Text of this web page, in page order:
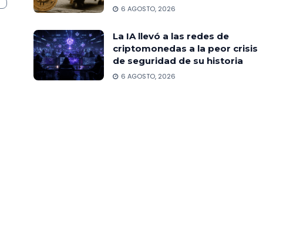
6 AGOSTO, 2026
La IA llevó a las redes de
criptomonedas a la peor crisis
de seguridad de su historia
6 AGOSTO, 2026